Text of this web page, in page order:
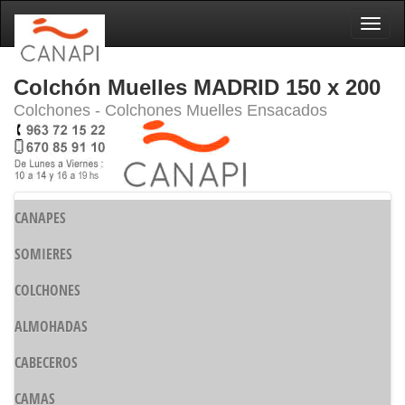
Colchón Muelles MADRID 150 x 200
Colchones - Colchones Muelles Ensacados
CANAPES
SOMIERES
COLCHONES
ALMOHADAS
CABECEROS
CAMAS